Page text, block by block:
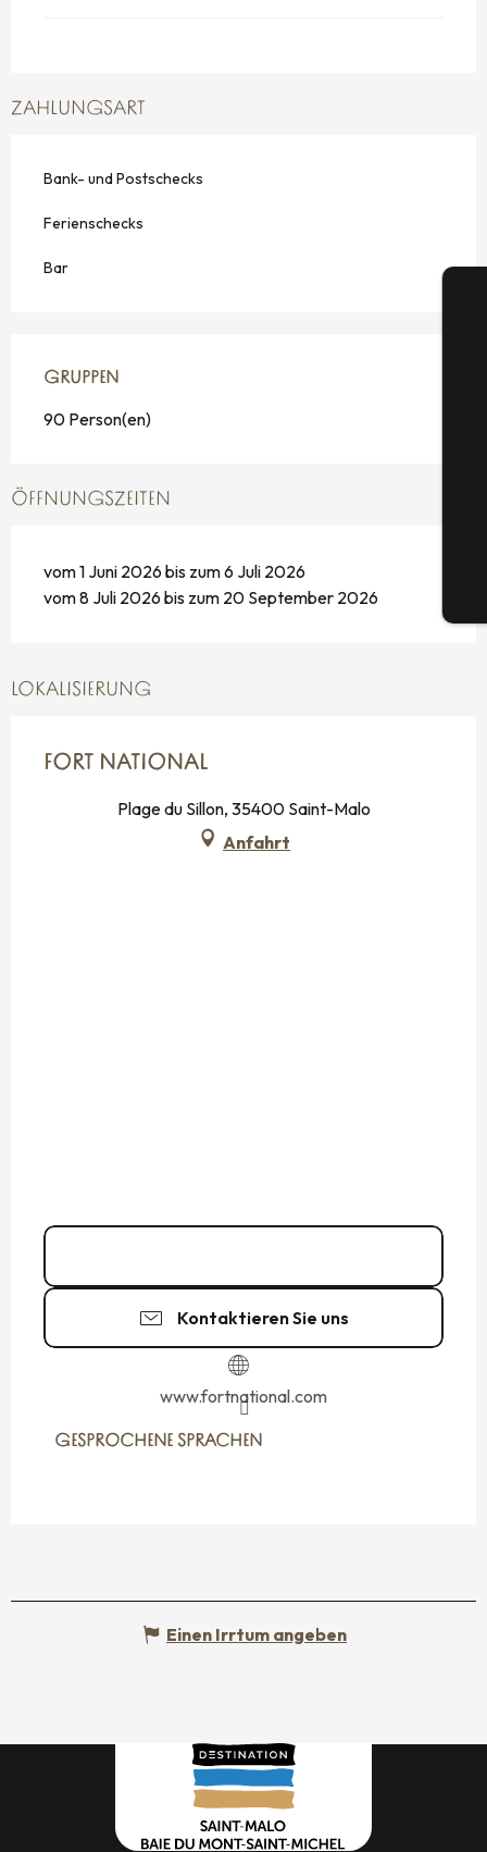
ZAHLUNGSART
Bank- und Postschecks
Ferienschecks
Bar
GRUPPEN
GRUPPEN
90 Person(en)
ÖFFNUNGSZEITEN
vom 1 Juni 2026 bis zum 6 Juli 2026
vom 8 Juli 2026 bis zum 20 September 2026
LOKALISIERUNG
FORT NATIONAL
Plage du Sillon, 35400 Saint-Malo
Anfahrt
Kontaktieren Sie uns
www.fortnational.com
GESPROCHENE SPRACHEN
GESPROCHENE SPRACHEN
Einen Irrtum angeben